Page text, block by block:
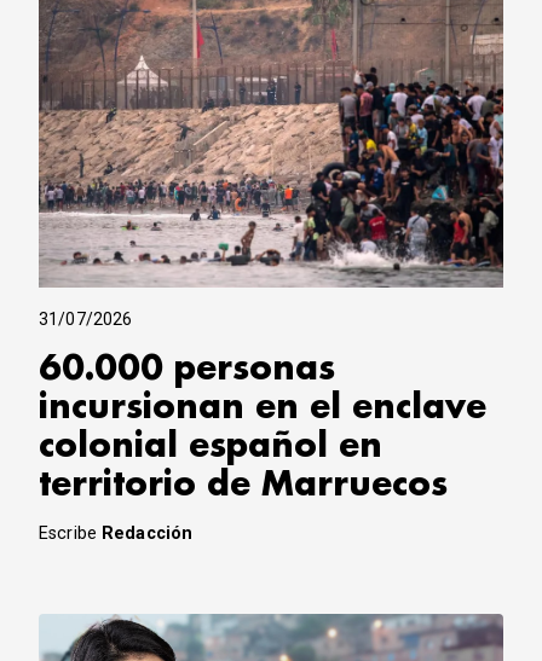
31/07/2026
60.000 personas
incursionan en el enclave
colonial español en
territorio de Marruecos
Escribe Redacción